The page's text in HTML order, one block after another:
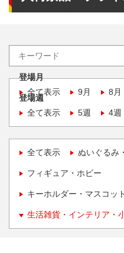
登場月
全て表示
9月 8月
登場週
全て表示
5週 4週
全て表示 ぬいぐるみ
フィギュア・ホビー
キーホルダー・マスコッ
生活雑貨・インテリア・